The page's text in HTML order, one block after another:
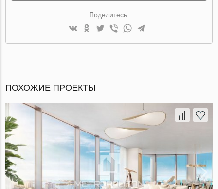
Поделитесь:
ПОХОЖИЕ ПРОЕКТЫ